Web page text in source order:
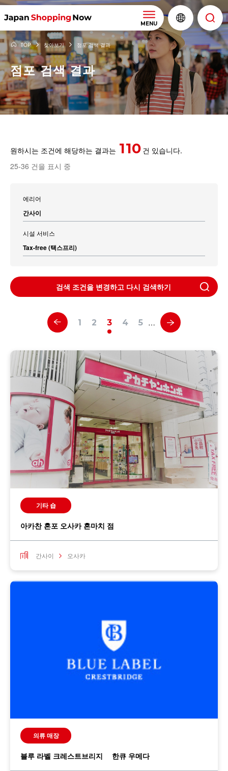
MENU
TOP 찾아보기 점포 검색 결과
점포 검색 결과
원하시는 조건에 해당하는 결과는 110 건 있습니다.
25-36 건을 표시 중
에리어
간사이
시설 서비스
Tax-free (택스프리)
검색 조건을 변경하고 다시 검색하기
1 2 3 4 5 …
기타 숍
아카찬 혼포 오사카 혼마치 점
간사이 오사카
의류 매장
블루 라벨 크레스트브리지 한큐 우메다